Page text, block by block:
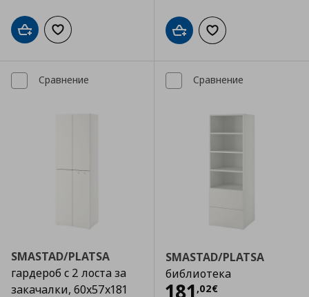
Добави в кошницата
Добави към списъка с любимиДобави в кошницата
Добави към
Сравнение
SMASTAD/PLATSA
гардероб с 2 лоста за
закачалки, 60x57x181
Сравнение
SMASTAD/PLATSA
библиотека
181 ,02€
Цена